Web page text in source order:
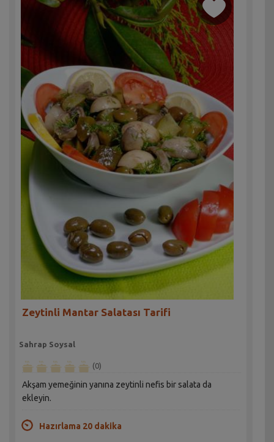
Zeytinli Mantar Salatası Tarifi
Sahrap Soysal
(0)
Akşam yemeğinin yanına zeytinli nefis bir salata da
ekleyin.
Hazırlama 20 dakika